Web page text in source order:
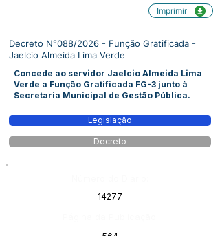
Imprimir
Decreto N°088/2026 - Função Gratificada -
Jaelcio Almeida Lima Verde
Concede ao servidor Jaelcio Almeida Lima
Verde a Função Gratificada FG-3 junto à
Secretaria Municipal de Gestão Pública.
Legislação
Decreto
14277